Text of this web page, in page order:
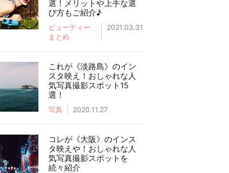
選！メリットや上手な選
び方もご紹介♪
ビューティー
まとめ
2021.03.31
これが《淡路島》のイン
スタ映え！おしゃれな人
気写真撮影スポット15
選！
写真 2020.11.27
コレが《大阪》のインス
タ映えや！おしゃれな人
気写真撮影スポットを
続々紹介